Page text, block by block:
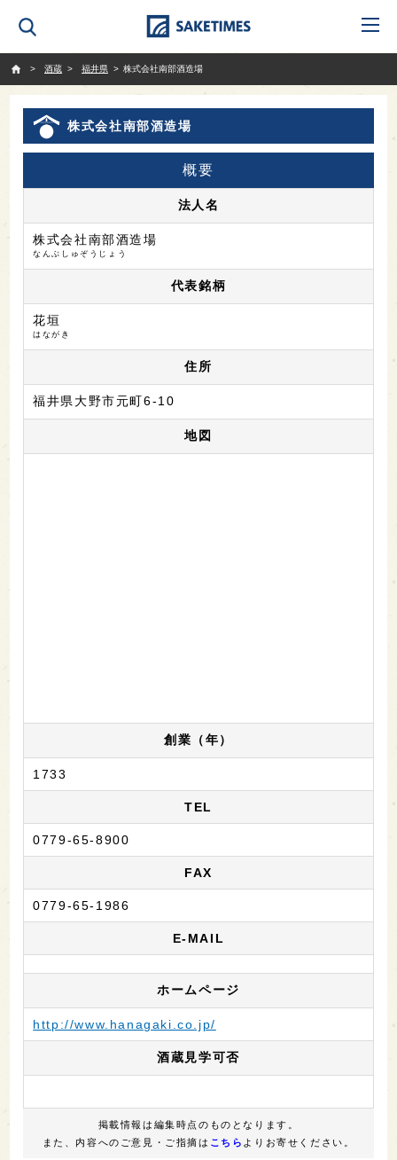
酒蔵
福井県 株式会社南部酒造場
株式会社南部酒造場
概要
法人名
株式会社南部酒造場
なんぶしゅぞうじょう
代表銘柄
花垣
はながき
住所
福井県大野市元町6-10
地図
創業（年）
1733
TEL
0779-65-8900
FAX
0779-65-1986
E-MAIL
ホームページ
http://www.hanagaki.co.jp/
酒蔵見学可否
掲載情報は編集時点のものとなります。
また、内容へのご意見・ご指摘は こちら よりお寄せください。